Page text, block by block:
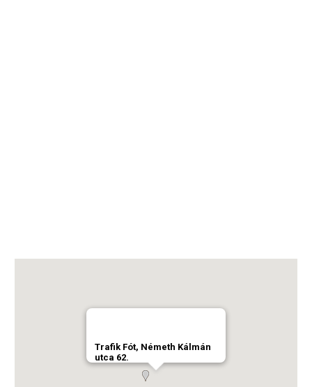
Trafik Fót, Németh Kálmán
utca 62.